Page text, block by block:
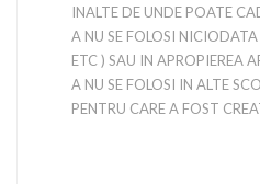
INALTE DE UNDE POATE
A NU SE FOLOSI
ETC ) SAU IN APROPIEREA
A NU SE FOLOSI IN ALTE
PENTRU CARE A FOST